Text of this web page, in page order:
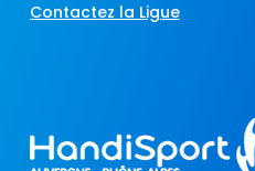
Contactez la Ligue